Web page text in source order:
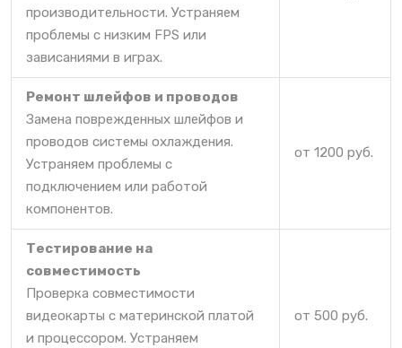
производительности. Устраняем
проблемы с низким FPS или
зависаниями в играх.
Ремонт шлейфов и проводов
Замена поврежденных шлейфов и
проводов системы охлаждения.
Устраняем проблемы с
подключением или работой
компонентов.
от 1200 руб.
Тестирование на
совместимость
Проверка совместимости
видеокарты с материнской платой
и процессором. Устраняем
от 500 руб.